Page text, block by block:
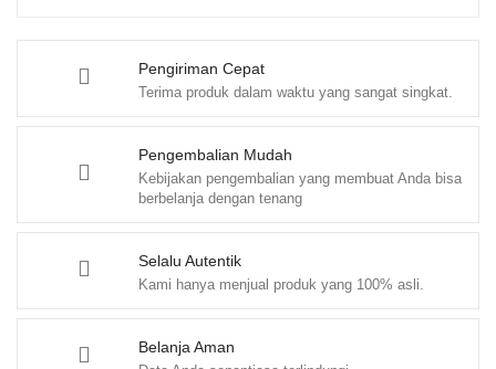
Pengiriman Cepat
Terima produk dalam waktu yang sangat singkat.
Pengembalian Mudah
Kebijakan pengembalian yang membuat Anda bisa
berbelanja dengan tenang
Selalu Autentik
Kami hanya menjual produk yang 100% asli.
Belanja Aman
–
Muhammad
S.
quantity